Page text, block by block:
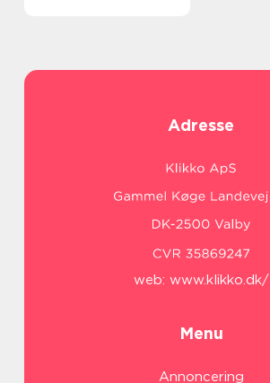
Adresse
web: www.klikko.dk/
Menu
Annoncering